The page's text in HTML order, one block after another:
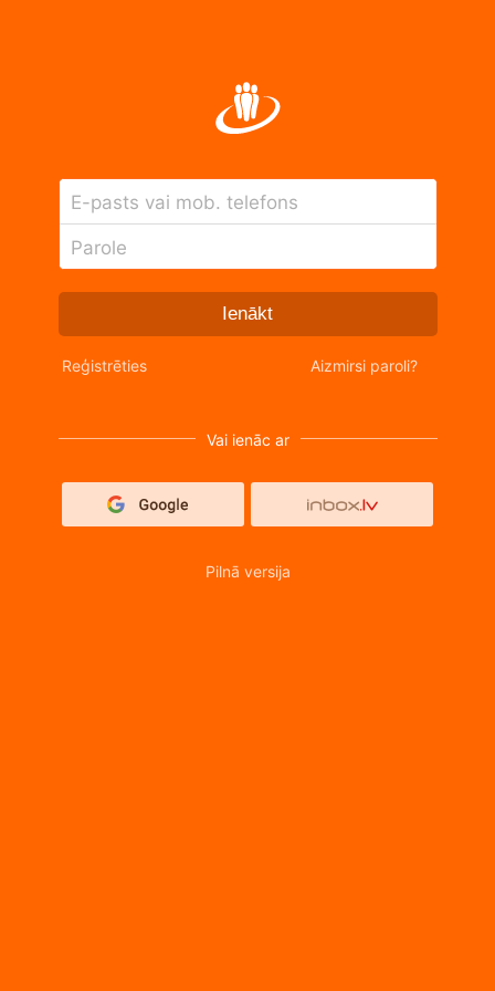
E-pasts vai mob. telefons
Parole
Ienākt
Reģistrēties Aizmirsi paroli?
Vai ienāc ar
Pilnā versija